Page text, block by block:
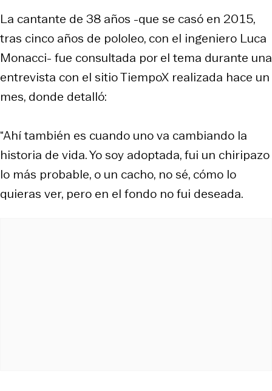
La cantante de 38 años -que se casó en 2015,
tras cinco años de pololeo, con el ingeniero Luca
Monacci- fue consultada por el tema durante una
entrevista con el sitio TiempoX realizada hace un
mes, donde detalló:
“Ahí también es cuando uno va cambiando la
historia de vida. Yo soy adoptada, fui un chiripazo
lo más probable, o un cacho, no sé, cómo lo
quieras ver, pero en el fondo no fui deseada.